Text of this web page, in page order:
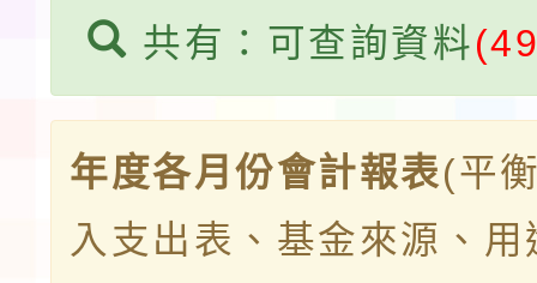
共有：可查詢資料
年度各月份會計報表(平
入支出表、基金來源、